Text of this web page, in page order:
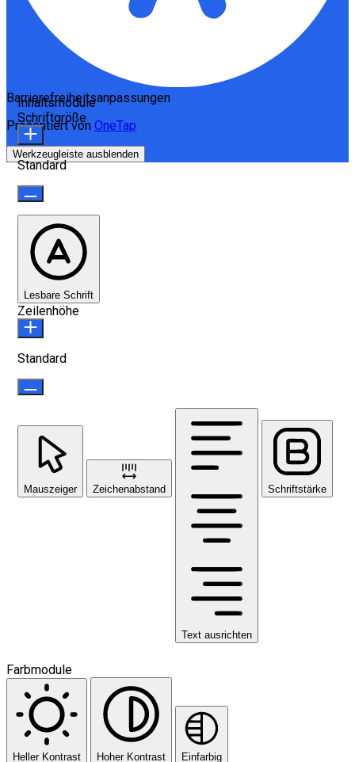
Barrierefreiheitsanpassungen
Präsentiert von OneTap
Werkzeugleiste ausblenden
Inhaltsmodule
Schriftgröße
Standard
Lesbare Schrift
Zeilenhöhe
Standard
Mauszeiger Zeichenabstand
Text ausrichten
Schriftstärke
Farbmodule
Heller Kontrast Hoher Kontrast Einfarbig